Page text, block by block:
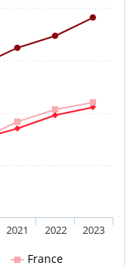
France
2021 2022 2023